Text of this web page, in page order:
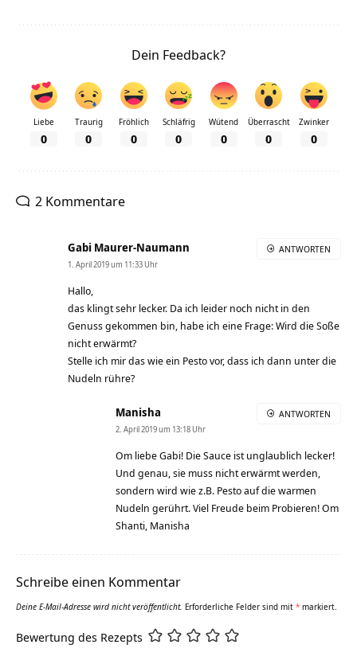
Dein Feedback?
Liebe
0
Traurig
0
Fröhlich
0
Schläfrig
0
Wütend
0
Überrascht
0
Zwinker
0
2 Kommentare
Gabi Maurer-Naumann
1. April 2019 um 11:33 Uhr
Hallo,
das klingt sehr lecker. Da ich leider noch nicht in den
Genuss gekommen bin, habe ich eine Frage: Wird die Soße
nicht erwärmt?
Stelle ich mir das wie ein Pesto vor, dass ich dann unter die
Nudeln rühre?
ANTWORTEN
Manisha
2. April 2019 um 13:18 Uhr
Om liebe Gabi! Die Sauce ist unglaublich lecker!
Und genau, sie muss nicht erwärmt werden,
sondern wird wie z.B. Pesto auf die warmen
Nudeln gerührt. Viel Freude beim Probieren! Om
Shanti, Manisha
ANTWORTEN
Schreibe einen Kommentar
Deine E-Mail-Adresse wird nicht veröffentlicht. Erforderliche Felder sind mit * markiert.
Bewertung des Rezepts